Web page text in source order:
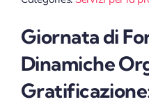
Giornata di
Dinamiche